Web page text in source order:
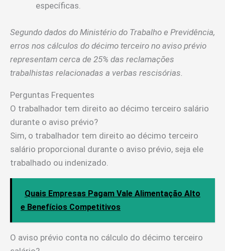
específicas.
Segundo dados do Ministério do Trabalho e Previdência,
erros nos cálculos do décimo terceiro no aviso prévio
representam cerca de 25% das reclamações
trabalhistas relacionadas a verbas rescisórias.
Perguntas Frequentes
O trabalhador tem direito ao décimo terceiro salário
durante o aviso prévio?
Sim, o trabalhador tem direito ao décimo terceiro
salário proporcional durante o aviso prévio, seja ele
trabalhado ou indenizado.
Quais Empresas Pagam Vale Alimentação Alto
e Benefícios Competitivos
O aviso prévio conta no cálculo do décimo terceiro